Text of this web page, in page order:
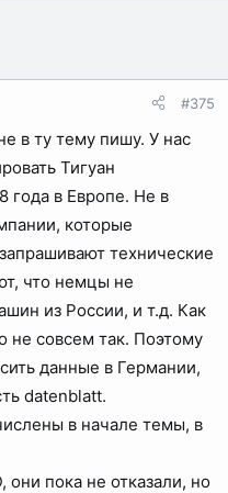
#375
в ту тему пишу. У нас
Тигуан
года в Европе. Не в
которые
технические
что немцы не
из России, и т.д. Как
не совсем так. Поэтому
данные в Германии,
datenblatt.
в начале темы, в
они пока не отказали, но